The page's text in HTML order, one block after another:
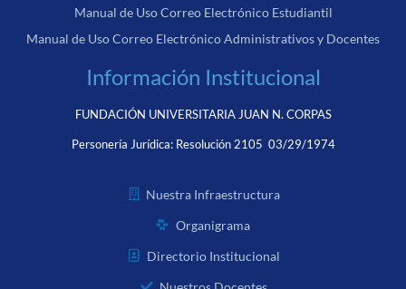
Manual de Uso Correo Electrónico Estudiantil
Manual de Uso Correo Electrónico Administrativos y Docentes
Información Institucional
FUNDACIÓN UNIVERSITARIA JUAN N. CORPAS
Personería Jurídica: Resolución 2105 03/29/1974
Nuestra Infraestructura
Organigrama
Directorio Institucional